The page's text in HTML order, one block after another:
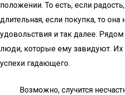
положении. То есть, если
длительная, если покупка, то она
удовольствия и так далее.
люди, которые ему завидуют.
успехи гадающего.
Возможно, случится